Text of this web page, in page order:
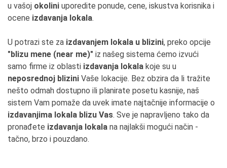
u vašoj okolini uporedite ponude, cene, iskustva korisnika i
ocene izdavanja lokala.
U potrazi ste za izdavanjem lokala u blizini, preko opcije
"blizu mene (near me)" iz našeg sistema ćemo izvući
samo firme iz oblasti izdavanja lokala koje su u
neposrednoj blizini Vaše lokacije. Bez obzira da li tražite
nešto odmah dostupno ili planirate posetu kasnije, naš
sistem Vam pomaže da uvek imate najtačnije informacije o
izdavanjima lokala blizu Vas. Sve je napravljeno tako da
pronađete izdavanja lokala na najlakši mogući način -
tačno, brzo i pouzdano.